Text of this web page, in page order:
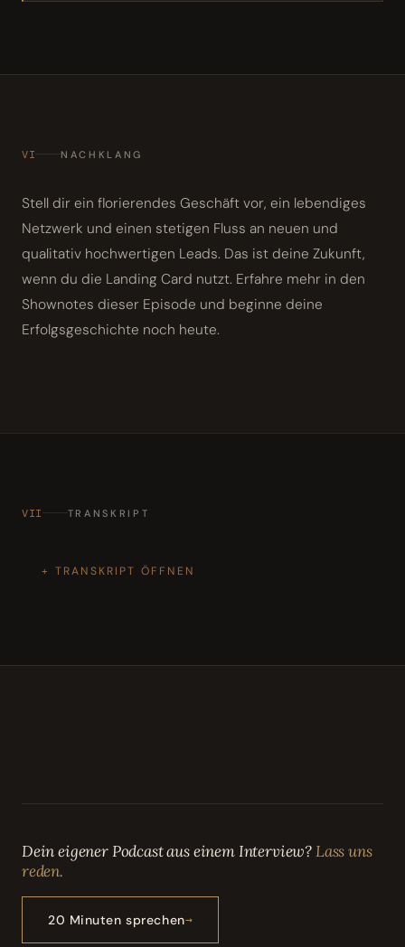
VI NACHKLANG
Stell dir ein florierendes Geschäft vor, ein lebendiges
Netzwerk und einen stetigen Fluss an neuen und
qualitativ hochwertigen Leads. Das ist deine Zukunft,
wenn du die Landing Card nutzt. Erfahre mehr in den
Shownotes dieser Episode und beginne deine
Erfolgsgeschichte noch heute.
VII TRANSKRIPT
TRANSKRIPT ÖFFNEN
Dein eigener Podcast aus einem Interview?Lass uns
reden.
20 Minuten sprechen